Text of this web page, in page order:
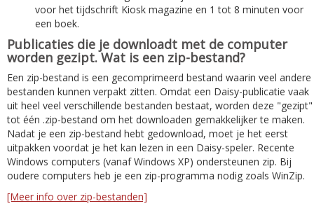
voor het tijdschrift Kiosk magazine en 1 tot 8 minuten voor
een boek.
Publicaties die je downloadt met de computer
worden gezipt. Wat is een zip-bestand?
Een zip-bestand is een gecomprimeerd bestand waarin veel andere
bestanden kunnen verpakt zitten. Omdat een Daisy-publicatie vaak
uit heel veel verschillende bestanden bestaat, worden deze "gezipt"
tot één .zip-bestand om het downloaden gemakkelijker te maken.
Nadat je een zip-bestand hebt gedownload, moet je het eerst
uitpakken voordat je het kan lezen in een Daisy-speler. Recente
Windows computers (vanaf Windows XP) ondersteunen zip. Bij
oudere computers heb je een zip-programma nodig zoals WinZip.
[Meer info over zip-bestanden]